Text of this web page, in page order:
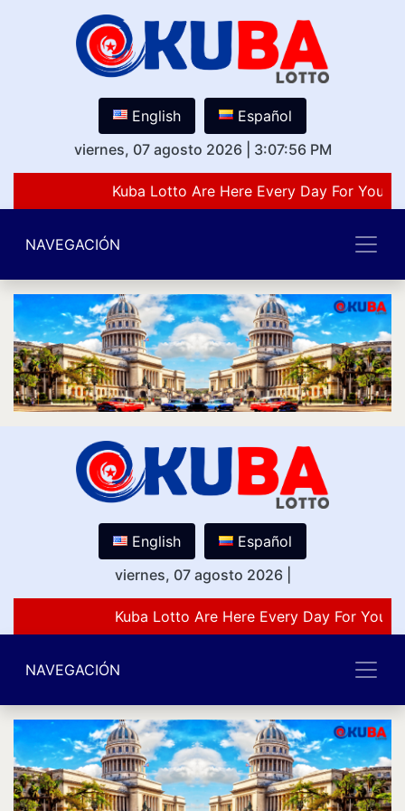
English
Español
viernes, 07 agosto 2026
3:07:56 PM
Kuba Lotto Are Here Every Day For You
NAVEGACIÓN
English
Español
viernes, 07 agosto 2026
Kuba Lotto Are Here Every Day For You
NAVEGACIÓN